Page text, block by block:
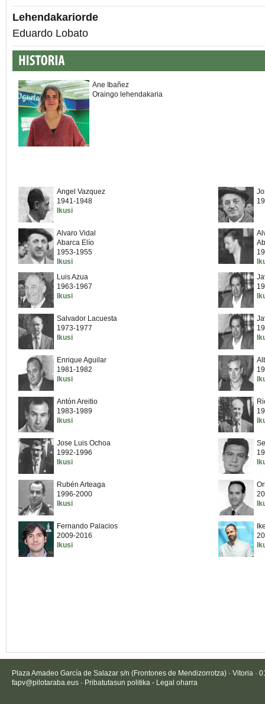
Lehendakariorde
Eduardo Lobato
Ane Ibañez
Oraingo lehendakaria
Angel Vazquez
1941-1948
Ikusi
Alvaro Vidal
Abarca Elío
1953-1955
Ikusi
Luis Azua
1963-1967
Ikusi
Salvador Lacuesta
1973-1977
Ikusi
Enrique Aguilar
1981-1982
Ikusi
Antón Areitio
1983-1989
Ikusi
Jose Luis Ochoa
1992-1996
Ikusi
Rubén Arteaga
1996-2000
Ikusi
Fernando Palacios
2009-2016
Ikusi
Plaza Amadeo García de Salazar s/n (Frontones de Mendizorrotza) · Vitoria ·
fapv@pilotaraba.eus · Pribatutasun politika - Legal oharra